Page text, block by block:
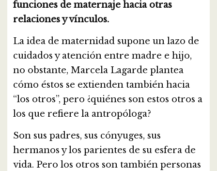
funciones de maternaje hacia otras
relaciones y vínculos.
La idea de maternidad supone un lazo de
cuidados y atención entre madre e hijo,
no obstante, Marcela Lagarde plantea
cómo éstos se extienden también hacia
“los otros”, pero ¿quiénes son estos otros a
los que refiere la antropóloga?
Son sus padres, sus cónyuges, sus
hermanos y los parientes de su esfera de
vida. Pero los otros son también personas